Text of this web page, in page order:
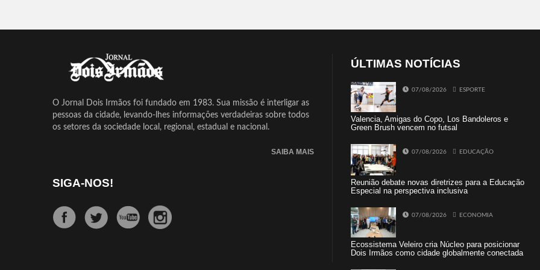
O Jornal Dois Irmãos foi fundado em 1983. Sua missão é interligar as
pessoas da cidade, levando-lhes informações verdadeiras sobre todos
os setores da sociedade local, regional, estadual e nacional.
SAIBA MAIS
SIGA-NOS!
ÚLTIMAS NOTÍCIAS
07/08/2026 ESPORTE
Valencia, Amigas do Copo, Los Bandoleros e
Green Brush vencem no futsal
07/08/2026 EDUCAÇÃO
Reunião debate novas diretrizes para a Educação
Especial na perspectiva inclusiva
07/08/2026 ECONOMIA
Ecossistema Veleiro cria Núcleo para posicionar
Dois Irmãos como cidade globalmente conectada